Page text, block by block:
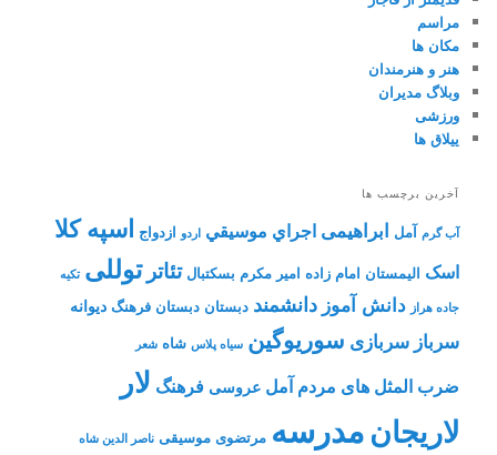
مراسم
مکان ها
هنر و هنرمندان
وبلاگ مدیران
ورزشی
ییلاق ها
آخرین برچسب ها
آب گرم آمل ابراهیمی اجراي موسيقي اردو ازدواج اسپه کلا
اسک الیمستان امام زاده امیر مکرم بسکتبال تئاتر توللی تکیه
جاده هراز دانش آموز دانشمند دبستان دبستان فرهنگ دیوانه
سرباز سربازی سوریوگین سیاه پلاس شاه شعر
ضرب المثل های مردم آمل عروسی فرهنگ لار
لاریجانمدرسه مرتضوی موسیقی ناصر الدین شاه